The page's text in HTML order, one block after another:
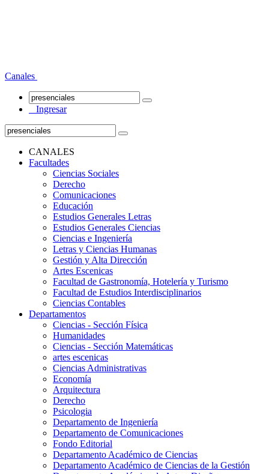
Canales
Ingresar
CANALES
Facultades
Ciencias Sociales
Derecho
Comunicaciones
Educación
Estudios Generales Letras
Estudios Generales Ciencias
Ciencias e Ingeniería
Letras y Ciencias Humanas
Gestión y Alta Dirección
Artes Escenicas
Facultad de Gastronomía, Hotelería y Turismo
Facultad de Estudios Interdisciplinarios
Ciencias Contables
Departamentos
Ciencias - Sección Física
Humanidades
Ciencias - Sección Matemáticas
artes escenicas
Ciencias Administrativas
Economía
Arquitectura
Derecho
Psicologia
Departamento de Ingeniería
Departamento de Comunicaciones
Fondo Editorial
Departamento Académico de Ciencias
Departamento Académico de Ciencias de la Gestión